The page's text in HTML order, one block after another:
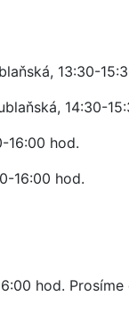
13:30-
14:30-
16:00 hod.
16:00 hod.
hod.